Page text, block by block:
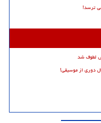
ترسد!
لطوف شد
دوری از موسیقی!